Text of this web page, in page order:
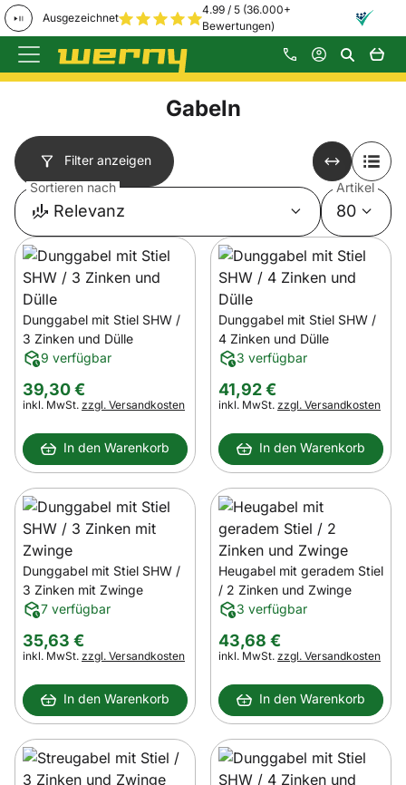
Ausgezeichnet
4.99 / 5 (36.000+
Bewertungen)
Zum Hauptinhalt springen
Gabeln
Filter anzeigen
Sortieren nach
Relevanz
Artikel
80
Dunggabel mit Stiel SHW /
3 Zinken und Dülle
9 verfügbar
39,30€
Steuerhinweis:
inkl. MwSt. zzgl. Versandkosten
In den Warenkorb
Dunggabel mit Stiel SHW /
4 Zinken und Dülle
3 verfügbar
41,92€
Steuerhinweis:
inkl. MwSt. zzgl. Versandkosten
In den Warenkorb
Dunggabel mit Stiel SHW /
3 Zinken mit Zwinge
7 verfügbar
35,63 €
Steuerhinweis:
inkl. MwSt. zzgl. Versandkosten
In den Warenkorb
Heugabel mit geradem Stiel
/ 2 Zinken und Zwinge
3 verfügbar
43,68 €
Steuerhinweis:
inkl. MwSt. zzgl. Versandkosten
In den Warenkorb